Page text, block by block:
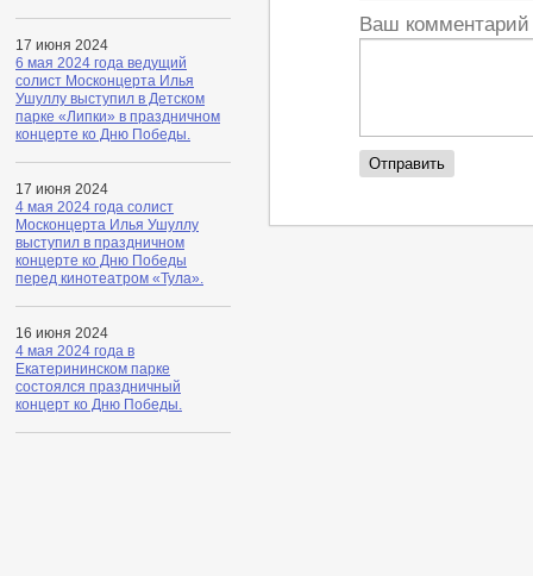
17 июня 2024
6 мая 2024 года ведущий
солист Москонцерта Илья
Ушуллу выступил в Детском
парке «Липки» в праздничном
концерте ко Дню Победы.
17 июня 2024
4 мая 2024 года солист
Москонцерта Илья Ушуллу
выступил в праздничном
концерте ко Дню Победы
перед кинотеатром «Тула».
16 июня 2024
4 мая 2024 года в
Екатерининском парке
состоялся праздничный
концерт ко Дню Победы.
Ваш